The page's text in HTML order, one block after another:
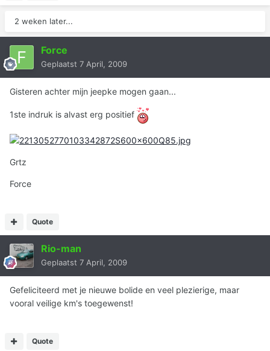
2 weken later...
Force
Geplaatst 7 April, 2009
Gisteren achter mijn jeepke mogen gaan...
1ste indruk is alvast erg positief
Grtz
Force
Quote
Rio-man
Geplaatst 7 April, 2009
Gefeliciteerd met je nieuwe bolide en veel plezierige, maar
vooral veilige km's toegewenst!
Quote